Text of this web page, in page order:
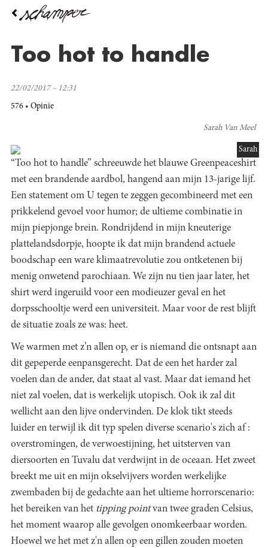
Overslaan
inhoudToo hot to handle
22/02/2017 – 12:31
576 Opinie
Sarah Van Meel
Sarah
“Too hot to handle” schreeuwde het blauwe Greenpeaceshirt
met een brandende aardbol, hangend aan mijn 13-jarige lijf.
Een statement om U tegen te zeggen gecombineerd met een
prikkelend gevoel voor humor; de ultieme combinatie in
mijn piepjonge brein. Rondrijdend in mijn kneuterige
plattelandsdorpje, hoopte ik dat mijn brandend actuele
boodschap een ware klimaatrevolutie zou ontketenen bij
menig onwetend parochiaan. We zijn nu tien jaar later, het
shirt werd ingeruild voor een modieuzer geval en het
dorpsschooltje werd een universiteit. Maar voor de rest blijft
de situatie zoals ze was: heet.
We warmen met z’n allen op, er is niemand die ontsnapt aan
dit gepeperde eenpansgerecht. Dat de een het harder zal
voelen dan de ander, dat staat al vast. Maar dat iemand het
niet zal voelen, dat is werkelijk utopisch. Ook ik zal dit
wellicht aan den lijve ondervinden. De klok tikt steeds
luider en terwijl ik dit typ spelen diverse scenario's zich af :
overstromingen, de verwoestijning, het uitsterven van
diersoorten en Tuvalu dat verdwijnt in de oceaan. Het zweet
breekt me uit en mijn okselvijvers worden werkelijke
zwembaden bij de gedachte aan het ultieme horrorscenario:
het bereiken van het tipping pointvan twee graden Celsius,
het moment waarop alle gevolgen onomkeerbaar worden.
Hoewel we het met z'n allen op een gillen zouden moeten